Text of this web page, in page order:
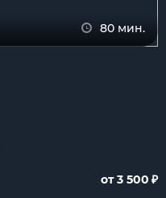
80 мин.
от 3 500 ₽